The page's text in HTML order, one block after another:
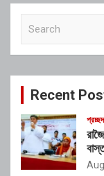
c
Recent
প্রচ্ছদ